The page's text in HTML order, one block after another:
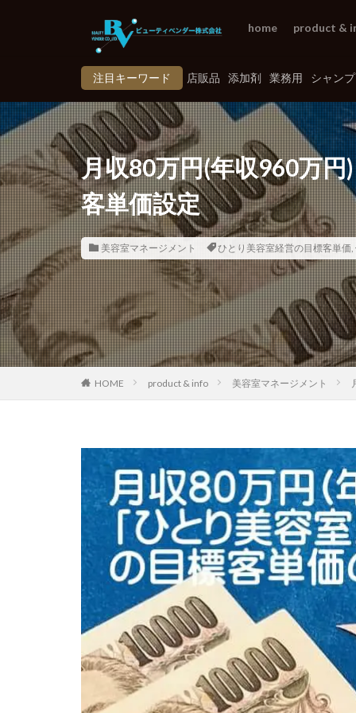
home product &
注目キーワード 店販品 添加剤 業務用 シャン
月収80万円(年収960万
客単価設定
美容室マネージメント ひとり美容室経営の目標客単価,
HOME product & info 美容室マネージメント